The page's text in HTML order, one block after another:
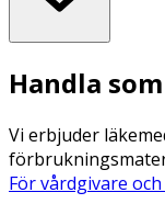
Handla
Vi erbjuder
För vårdgivare